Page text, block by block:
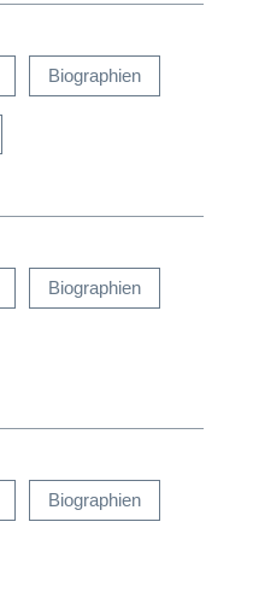
Biographien
Biographien
Biographien